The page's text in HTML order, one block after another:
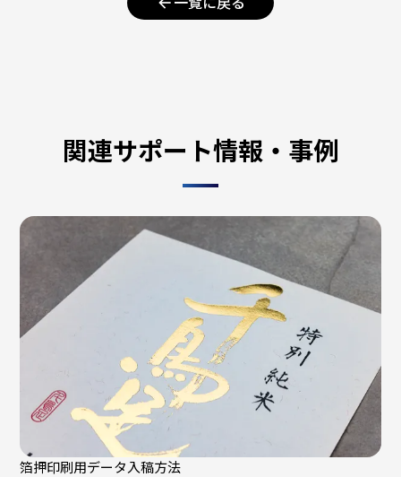
関連サポート情報・事例
箔押印刷用データ入稿方法